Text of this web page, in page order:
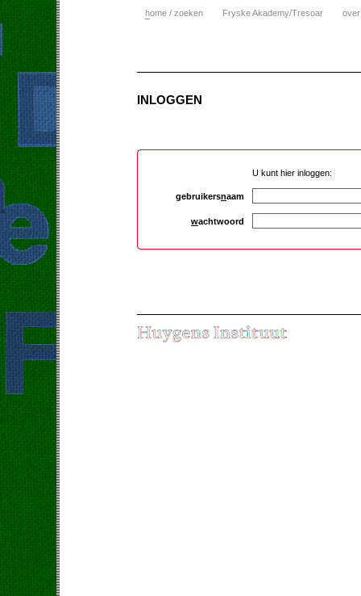
home / zoeken Fryske Akademy/Tresoar
INLOGGEN
U kunt hier inloggen:
gebruikersnaam
wachtwoord